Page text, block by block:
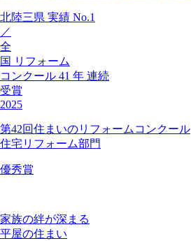
北陸三県 実績 No.1
／
全
国 リフォーム
コンクール 41 年 連続
受賞
2025
第42回住まいのリフォームコンクール
住宅リフォーム部門
優秀賞
家族の絆が深まる
平屋の住まい